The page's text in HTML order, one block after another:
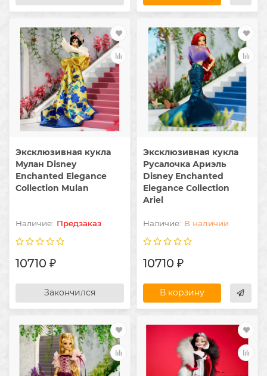
Эксклюзивная кукла
Мулан Disney
Enchanted Elegance
Collection Mulan
Предзаказ
10710 ₽
Закончился
Эксклюзивная кукла
Русалочка Ариэль
Disney Enchanted
Elegance Collection
Ariel
В наличии
10710 ₽
В корзину